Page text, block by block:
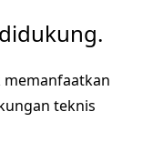
teknis